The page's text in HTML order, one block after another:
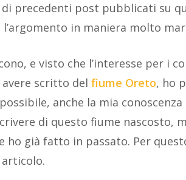
di precedenti post pubblicati su
in maniera molto
e visto che l’interesse per i
scritto del fiume Oreto, ho
anche la mia
di questo fiume nascosto,
ho già fatto in passato. Per